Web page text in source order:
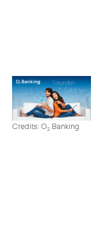
Credits: O2 Banking